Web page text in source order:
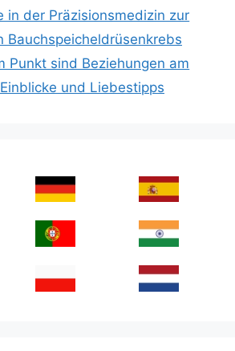
in der Präzisionsmedizin zur
Bauchspeicheldrüsenkrebs
Punkt sind Beziehungen am
und Liebestipps